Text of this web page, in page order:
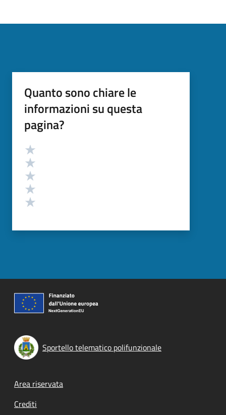
Quanto sono chiare le
informazioni su questa
pagina?
Valutazione
Sportello telematico polifunzionale
Footer menu
Area riservata
Crediti